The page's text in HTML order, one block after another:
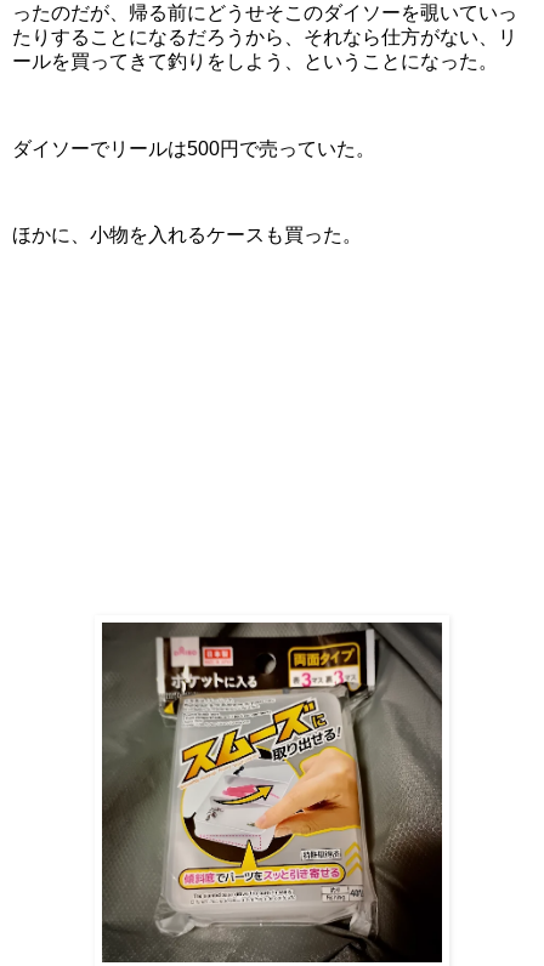
ったのだが、帰る前にどうせそこのダイソーを覗いていっ
たりすることになるだろうから、それなら仕方がない、リ
ールを買ってきて釣りをしよう、ということになった。
ダイソーでリールは500円で売っていた。
ほかに、小物を入れるケースも買った。